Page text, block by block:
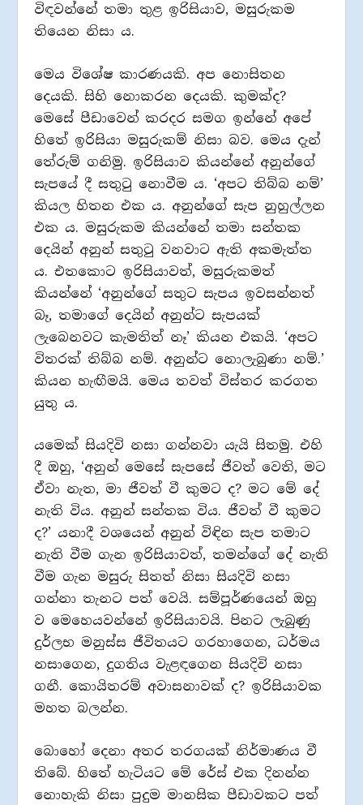
විඳවන්නේ තමා තුළ ඉරිසියාව, මසුරුකම
තියෙන නිසා ය.
මෙය විශේෂ කාරණයකි. අප නොසිතන
දෙයකි. සිහි නොකරන දෙයකි. කුමක්ද?
මෙසේ පීඩාවෙන් කරදර සමග ඉන්නේ අපේ
හිතේ ඉරිසියා මසුරුකම් නිසා බව. මෙය දැන්
තේරුම් ගනිමු. ඉරිසියාව කියන්නේ අනුන්ගේ
සැපයේ දී සතුටු නොවීම ය. ‘අපට තිබ්බ නම්’
කියල හිතන එක ය. අනුන්ගේ සැප නුහුල්ලන
එක ය. මසුරුකම කියන්නේ තමා සන්තක
දෙයින් අනුන් සතුටු වනවාට ඇති අකමැත්ත
ය. එතකොට ඉරිසියාවත්, මසුරුකමත්
කියන්නේ ‘අනුන්ගේ සතුට සැපය ඉවසන්නත්
බෑ, තමාගේ දෙයින් අනුන්ට සැපයක්
ලැබෙනවට කැමතිත් නෑ’ කියන එකයි. ‘අපට
විතරක් තිබ්බ නම්. අනුන්ට නොලැබුණා නම්.’
කියන හැඟීමයි. මෙය තවත් විස්තර කරගත
යුතු ය.
යමෙක් සියදිවි නසා ගන්නවා යැයි සිතමු. එහි
දී ඔහු, ‘අනුන් මෙසේ සැපසේ ජීවත් වෙති, මට
ඒවා නැත, මා ජීවත් වී කුමට ද? මට මේ දේ
නැති විය. අනුන් සන්තක විය. ජීවත් වී කුමට
ද?’ යනාදී වශයෙන් අනුන් විඳින සැප තමාට
නැති වීම ගැන ඉරිසියාවත්, තමන්ගේ දේ නැති
වීම ගැන මසුරු සිතත් නිසා සියදිවි නසා
ගන්නා තැනට පත් වෙයි. සම්පූර්ණයෙන් ඔහු
ව මෙහෙයවන්නේ ඉරිසියාවයි. පිනට ලැබුණු
දුර්ලභ මනුස්ස ජීවිතයට ගරහාගෙන, ධර්මය
නසාගෙන, දුගතිය වැළඳගෙන සියදිවි නසා
ගනී. කොයිතරම් අවාසනාවක් ද? ඉරිසියාවක
මහත බලන්න.
බොහෝ දෙනා අතර තරගයක් නිර්මාණය වී
තිබේ. හිතේ හැටියට මේ රේස් එක දිනන්න
නොහැකි නිසා පුදුම මානසික පීඩාවකට පත්